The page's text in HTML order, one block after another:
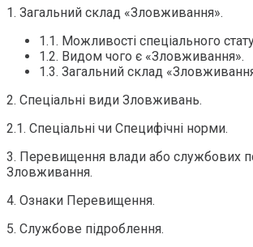
1. Загальний склад «Зловживання».
1.1. Можливості спеціального
1.2. Видом чого є «Зловживання».
1.3. Загальний склад
2. Спеціальні види Зловживань.
2.1. Спеціальні чи Специфічні норми.
3. Перевищення влади або службових
Зловживання.
4. Ознаки Перевищення.
5. Службове підроблення.